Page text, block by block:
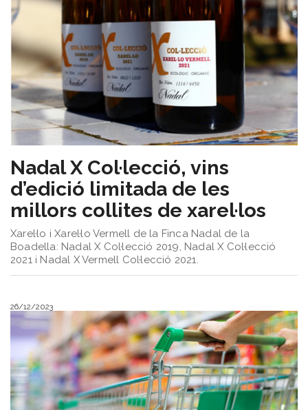
Espai
Sorteigs
Nadal X Col·lecció, vins
d’edició limitada de les
millors collites de xarel·los
Xarel·lo i Xarel·lo Vermell de la Finca Nadal de la
Boadella: Nadal X Col·lecció 2019, Nadal X Col·lecció
2021 i Nadal X Vermell Col·lecció 2021.
26/12/2023